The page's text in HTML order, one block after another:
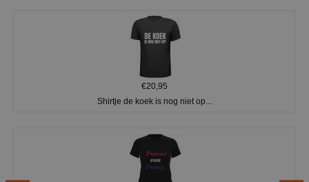
€20,95
Shirtje de koek is nog niet op...